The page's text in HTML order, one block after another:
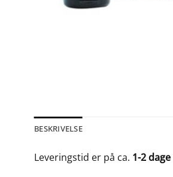
BESKRIVELSE
Leveringstid er på ca. 1-2 dage